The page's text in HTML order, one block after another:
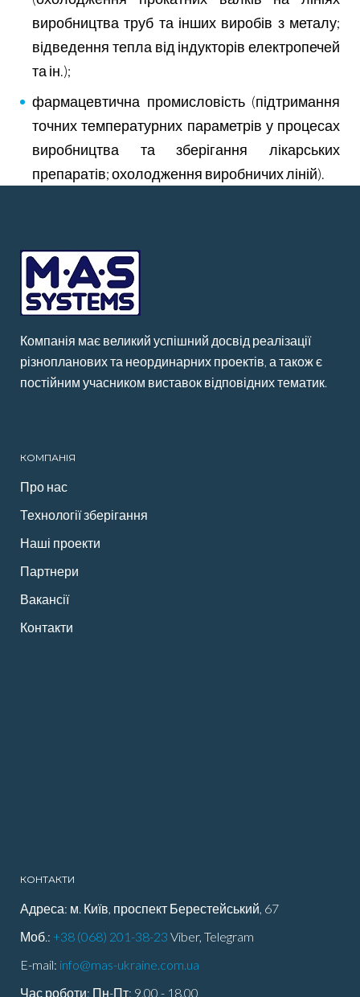
виробництва труб та інших виробів з металу;
відведення тепла від індукторів електропечей
та ін.);
фармацевтична промисловість (підтримання
точних температурних параметрів у процесах
виробництва та зберігання лікарських
препаратів; охолодження виробничих ліній).
Компанія має великий успішний досвід реалізації
різнопланових та неординарних проектів, а також є
постійним учасником виставок відповідних тематик.
КОМПАНІЯ
Про нас
Технології зберігання
Наші проекти
Партнери
Вакансії
Контакти
КОНТАКТИ
Адреса: м. Київ, проспект Берестейський, 67
Моб.: +38 (068) 201-38-23 Viber, Telegram
E-mail: info@mas-ukraine.com.ua
Час роботи: Пн-Пт: 9.00 - 18.00